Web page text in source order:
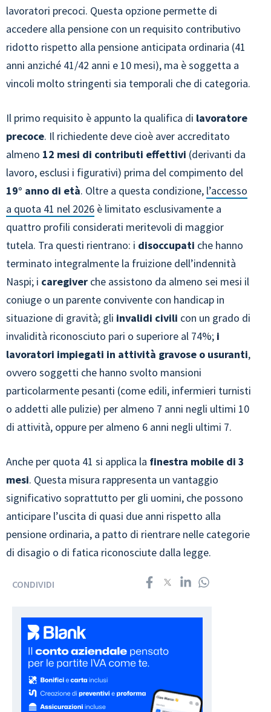
lavoratori precoci. Questa opzione permette di
accedere alla pensione con un requisito contributivo
ridotto rispetto alla pensione anticipata ordinaria (41
anni anziché 41/42 anni e 10 mesi), ma è soggetta a
vincoli molto stringenti sia temporali che di categoria.
Il primo requisito è appunto la qualifica di lavoratore
precoce. Il richiedente deve cioè aver accreditato
almeno 12 mesi di contributi effettivi (derivanti da
lavoro, esclusi i figurativi) prima del compimento del
19° anno di età. Oltre a questa condizione, l’accesso
a quota 41 nel 2026 è limitato esclusivamente a
quattro profili considerati meritevoli di maggior
tutela. Tra questi rientrano: i disoccupati che hanno
terminato integralmente la fruizione dell’indennità
Naspi; i caregiver che assistono da almeno sei mesi il
coniuge o un parente convivente con handicap in
situazione di gravità; gli invalidi civili con un grado di
invalidità riconosciuto pari o superiore al 74%; i
lavoratori impiegati in attività gravose o usuranti,
ovvero soggetti che hanno svolto mansioni
particolarmente pesanti (come edili, infermieri turnisti
o addetti alle pulizie) per almeno 7 anni negli ultimi 10
di attività, oppure per almeno 6 anni negli ultimi 7.
Anche per quota 41 si applica la finestra mobile di 3
mesi. Questa misura rappresenta un vantaggio
significativo soprattutto per gli uomini, che possono
anticipare l’uscita di quasi due anni rispetto alla
pensione ordinaria, a patto di rientrare nelle categorie
di disagio o di fatica riconosciute dalla legge.
CONDIVIDI